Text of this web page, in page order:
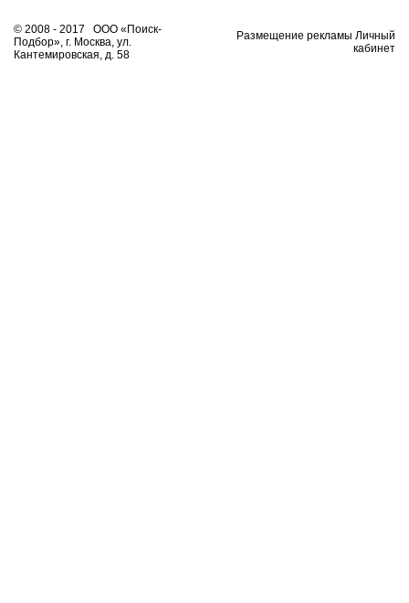
© 2008 - 2017 ООО «Поиск-
Подбор», г. Москва, ул.
Кантемировская, д. 58
Размещение рекламы Личный
кабинет